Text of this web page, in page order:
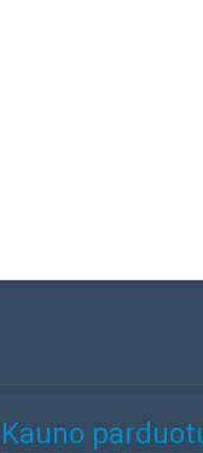
Kauno